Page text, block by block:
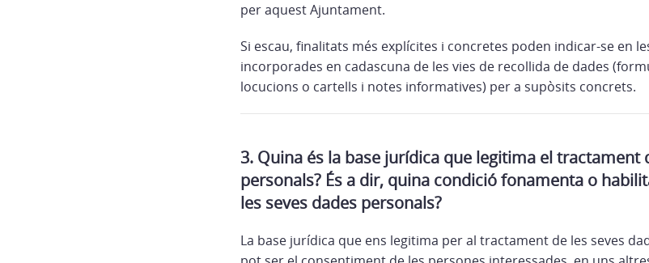
per aquest Ajuntament.
Si escau, finalitats més explícites i concretes poden indicar-se en
incorporades en cadascuna de les vies de recollida de dades
locucions o cartells i notes informatives) per a supòsits concrets.
3. Quina és la base jurídica que legitima el tractament
personals? És a dir, quina condició fonamenta o
les seves dades personals?
La base jurídica que ens legitima per al tractament de les seves